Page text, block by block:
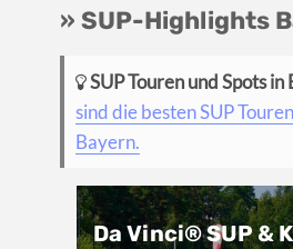
» SUP-Highlights
SUP Touren und Spots in
sind die besten SUP
Bayern.
Da Vinci® SUP &